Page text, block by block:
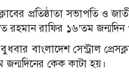
ক্লাবের প্রতিষ্ঠাতা সভাপতি
রহমান রাফির ১৬’তম জন্মদিন
বাংলাদেশ সেন্ট্রাল
জন্মদিনের কেক কাটা হয়।